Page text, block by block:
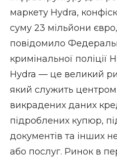
маркету Hydra,
суму 23 мільйони євро,
повідомило
кримінальної поліції
Hydra — це великий
який служить центром
викрадених даних
підроблених купюр,
документів та інших
або послуг. Ринок в